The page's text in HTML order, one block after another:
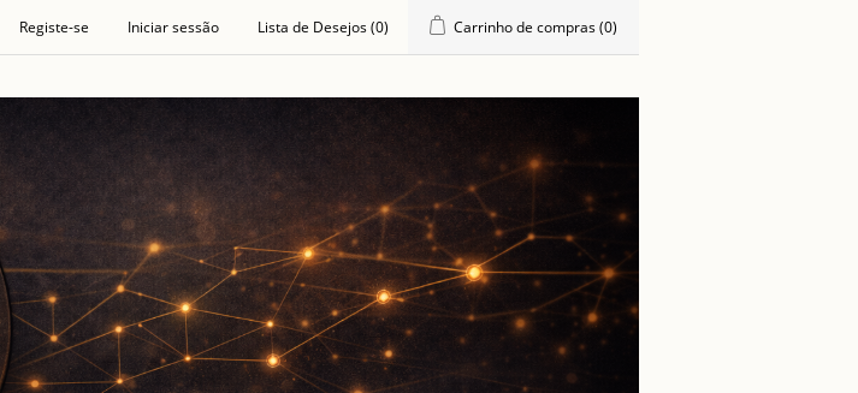
Registe-se Iniciar sessão Lista de Desejos(0) Carrinho de compras(0)